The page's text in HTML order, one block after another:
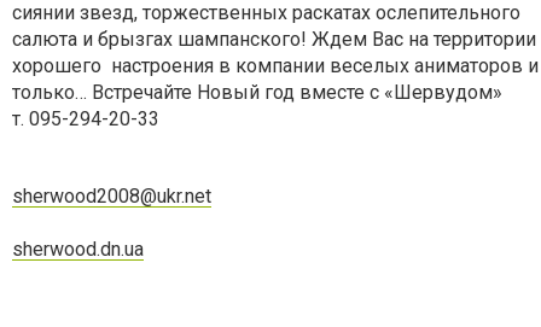
сиянии звезд, торжественных раскатах ослепительного
салюта и брызгах шампанского! Ждем Вас на территории
хорошего настроения в компании веселых аниматоров
только… Встречайте Новый год вместе с «Шервудом»
т. 095-294-20-33
sherwood2008@ukr.net
sherwood.dn.ua